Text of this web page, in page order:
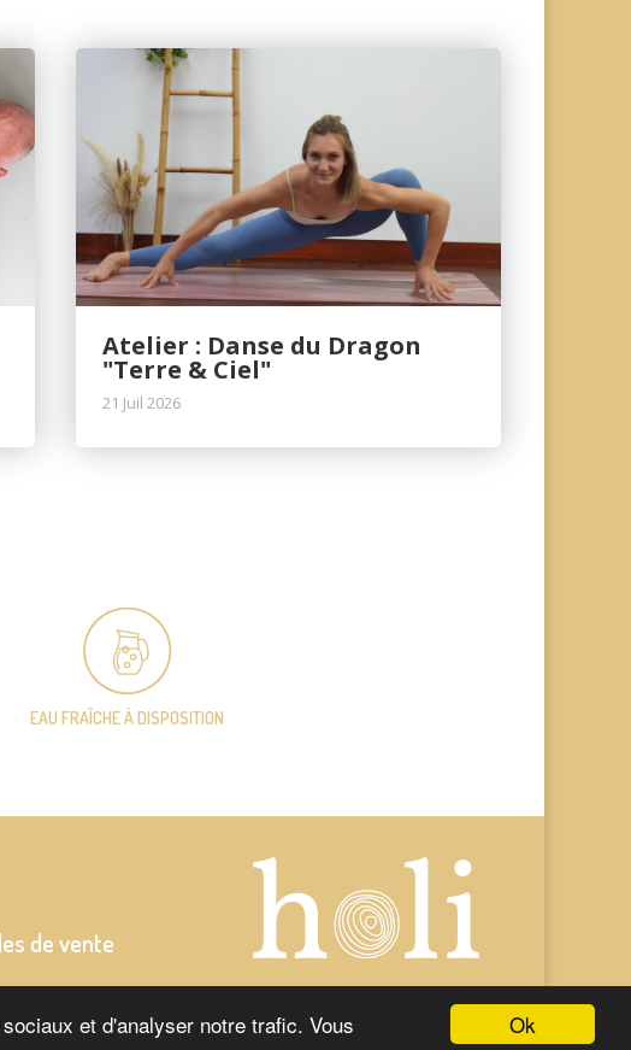
Ok
et d'analyser notre trafic. Vous
Atelier : Danse du Dragon
"Terre & Ciel"
21 Juil 2026
EAU FRAÎCHEÀ DISPOSITION
de vente